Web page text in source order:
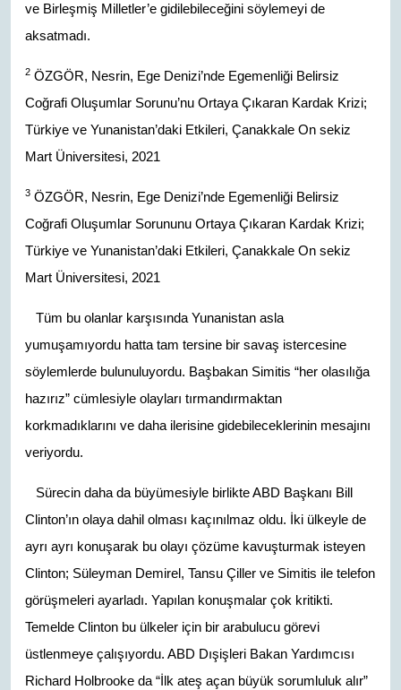
ve Birleşmiş Milletler’e gidilebileceğini söylemeyi de
aksatmadı.
2 ÖZGÖR, Nesrin, Ege Denizi’nde Egemenliği Belirsiz
Coğrafi Oluşumlar Sorunu’nu Ortaya Çıkaran Kardak Krizi;
Türkiye ve Yunanistan’daki Etkileri, Çanakkale On sekiz
Mart Üniversitesi, 2021
3 ÖZGÖR, Nesrin, Ege Denizi’nde Egemenliği Belirsiz
Coğrafi Oluşumlar Sorununu Ortaya Çıkaran Kardak Krizi;
Türkiye ve Yunanistan’daki Etkileri, Çanakkale On sekiz
Mart Üniversitesi, 2021
Tüm bu olanlar karşısında Yunanistan asla
yumuşamıyordu hatta tam tersine bir savaş istercesine
söylemlerde bulunuluyordu. Başbakan Simitis “her olasılığa
hazırız” cümlesiyle olayları tırmandırmaktan
korkmadıklarını ve daha ilerisine gidebileceklerinin mesajını
veriyordu.
Sürecin daha da büyümesiyle birlikte ABD Başkanı Bill
Clinton’ın olaya dahil olması kaçınılmaz oldu. İki ülkeyle de
ayrı ayrı konuşarak bu olayı çözüme kavuşturmak isteyen
Clinton; Süleyman Demirel, Tansu Çiller ve Simitis ile telefon
görüşmeleri ayarladı. Yapılan konuşmalar çok kritikti.
Temelde Clinton bu ülkeler için bir arabulucu görevi
üstlenmeye çalışıyordu. ABD Dışişleri Bakan Yardımcısı
Richard Holbrooke da “İlk ateş açan büyük sorumluluk alır”